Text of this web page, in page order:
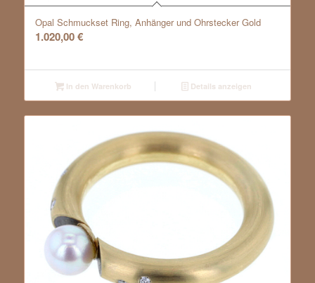
Opal Schmuckset Ring, Anhänger und Ohrstecker Gold
1.020,00€
In den Warenkorb Details anzeigen